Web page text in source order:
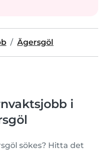
Ägersgöl
i
sökes? Hitta det